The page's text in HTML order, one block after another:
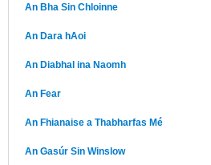
An Bha Sin Chloinne
An Dara hAoi
An Diabhal ina Naomh
An Fear
An Fhianaise a Thabharfas Mé
An Gasúr Sin Winslow